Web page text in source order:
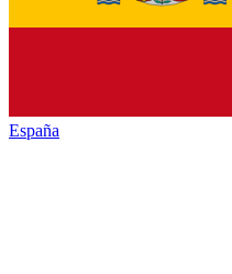
España